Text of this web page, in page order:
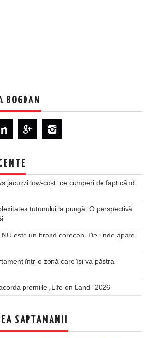
BOGDAN
jacuzzi low-cost: ce cumperi de fapt când
tutunului la pungă: O perspectivă
este un brand coreean. De unde apare
într-o zonă care își va păstra
premiile „Life on Land” 2026
SAPTAMANII